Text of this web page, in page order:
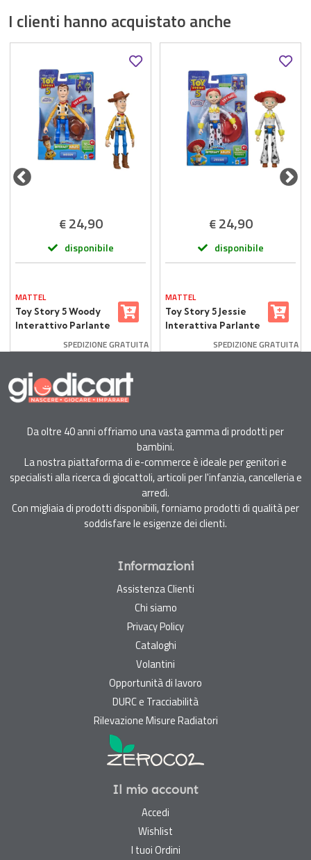
I clienti hanno acquistato anche
€ 24,90
disponibile
MATTEL
Toy Story 5 Woody
Interattivo Parlante
SPEDIZIONE GRATUITA
€ 24,90
disponibile
MATTEL
Toy Story 5 Jessie
Interattiva Parlante
SPEDIZIONE GRATUITA
Da oltre 40 anni offriamo una vasta gamma di prodotti per
bambini.
La nostra piattaforma di e-commerce è ideale per genitori e
specialisti alla ricerca di giocattoli, articoli per l'infanzia, cancelleria e
arredi.
Con migliaia di prodotti disponibili, forniamo prodotti di qualità per
soddisfare le esigenze dei clienti.
Informazioni
Assistenza Clienti
Chi siamo
Privacy Policy
Cataloghi
Volantini
Opportunità di lavoro
DURC e Tracciabilità
Rilevazione Misure Radiatori
Il mio account
Accedi
Wishlist
I tuoi Ordini